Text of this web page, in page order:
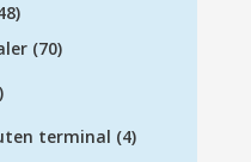
(70)
terminal (4)